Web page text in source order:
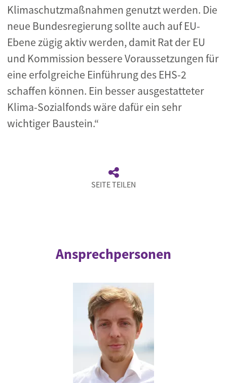
Klimaschutzmaßnahmen genutzt werden. Die
neue Bundesregierung sollte auch auf EU-
Ebene zügig aktiv werden, damit Rat der EU
und Kommission bessere Voraussetzungen für
eine erfolgreiche Einführung des EHS-2
schaffen können. Ein besser ausgestatteter
Klima-Sozialfonds wäre dafür ein sehr
wichtiger Baustein.“
SEITE TEILEN
Ansprechpersonen